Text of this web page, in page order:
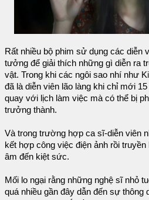
Rất nhiều bộ phim sử dụng các diễn
tưởng để giải thích những gì diễn ra
vật. Trong khi các ngôi sao nhí như
đã là diễn viên lão làng khi chỉ mới
quay với lịch làm việc mà có thể bị
trưởng thành.
Và trong trường hợp ca sĩ-diễn viên
kết hợp công việc điện ảnh rồi
âm đến kiệt sức.
Mối lo ngại rằng những nghệ sĩ nhỏ
quá nhiều gần đây dẫn đến sự thông